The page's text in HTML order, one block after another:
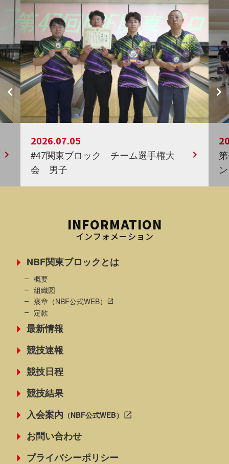
2026.07.05
#47関東ブロック チーム選手権大
会 男子
INFORMATION
インフォメーション
NBF関東ブロックとは
概要
組織図
褒章 （NBF公式WEB）
定款
最新情報
競技速報
競技日程
競技結果
入会案内 （NBF公式WEB）
お問い合わせ
プライバシーポリシー